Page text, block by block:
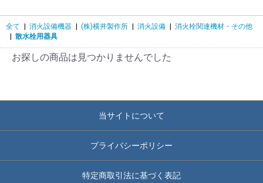
全て | 消火設備機器 | (株)横井製作所 | 消火設備 | 消火栓関連機材・その他
| 散水栓用器具
お探しの商品は見つかりませんでした
当サイトについて
プライバシーポリシー
特定商取引法に基づく表記